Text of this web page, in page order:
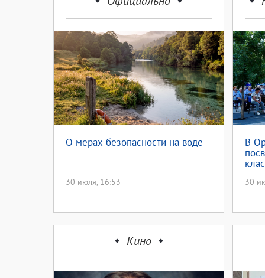
О мерах безопасности на воде
30 июля, 16:53
В
30
Кино